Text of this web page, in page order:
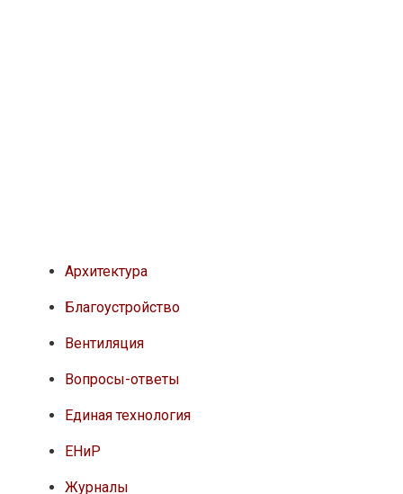
Архитектура
Благоустройство
Вентиляция
Вопросы-ответы
Единая технология
ЕНиР
Журналы